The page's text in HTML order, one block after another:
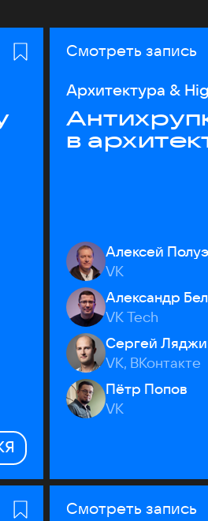
Смотреть запись
Архитектура &
в
Алексей
VK
Александр
VK Tech
Сергей
VK, ВКонтакте
Пётр Попов
VK
Смотреть запись